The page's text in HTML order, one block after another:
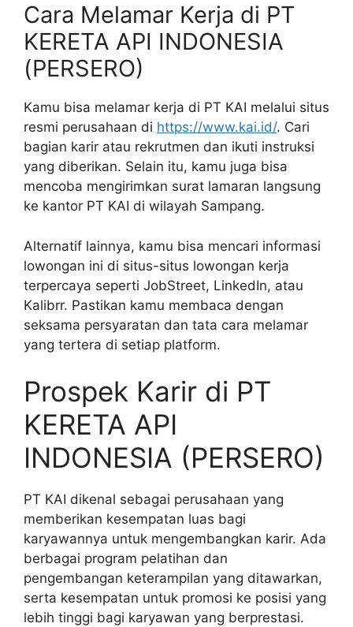
Cara Melamar Kerja di PT
KERETA API INDONESIA
(PERSERO)
Kamu bisa melamar kerja di PT KAI melalui situs
resmi perusahaan di https://www.kai.id/. Cari
bagian karir atau rekrutmen dan ikuti instruksi
yang diberikan. Selain itu, kamu juga bisa
mencoba mengirimkan surat lamaran langsung
ke kantor PT KAI di wilayah Sampang.
Alternatif lainnya, kamu bisa mencari informasi
lowongan ini di situs-situs lowongan kerja
terpercaya seperti JobStreet, LinkedIn, atau
Kalibrr. Pastikan kamu membaca dengan
seksama persyaratan dan tata cara melamar
yang tertera di setiap platform.
Prospek Karir di PT
KERETA API
INDONESIA (PERSERO)
PT KAI dikenal sebagai perusahaan yang
memberikan kesempatan luas bagi
karyawannya untuk mengembangkan karir. Ada
berbagai program pelatihan dan
pengembangan keterampilan yang ditawarkan,
serta kesempatan untuk promosi ke posisi yang
lebih tinggi bagi karyawan yang berprestasi.